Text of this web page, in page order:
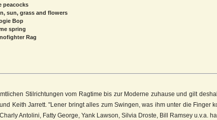
peacocks
sun, grass and flowers
Bop
spring
Rag
Stilrichtungen vom Ragtime bis zur Moderne zuhause und gilt
Keith Jarrett. "Lener bringt alles zum Swingen, was ihm unter die Finger
Antolini, Fatty George, Yank Lawson, Silvia Droste, Bill Ramsey u.v.a.